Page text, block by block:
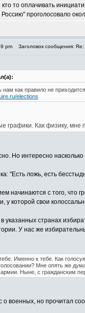
то оплачивать
проголосовало
pm Заголовок сообщения:
нам как правило не
elections
графики. Как физику, мне
Но интересно
"Есть ложь, есть
начинаются с того, что
у которой свои
указанных странах
У нас же
Именно к тебе. Как
Мне опять же
Ныне, с гражданским
о военных, но прочитал